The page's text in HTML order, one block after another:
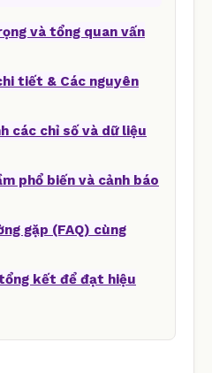
và tổng quan vấn
tiết & Các nguyên
các chỉ số và dữ liệu
phổ biến và cảnh báo
gặp (FAQ) cùng
kết để đạt hiệu